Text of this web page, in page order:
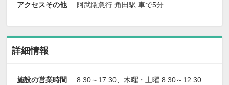
アクセスその他
阿武隈急行 角田駅 車で5分
詳細情報
施設の営業時間
8:30～17:30、木曜・土曜 8:30～12:30